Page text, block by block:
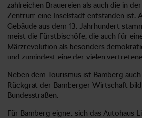
zahlreichen Brauereien als auch die in
Zentrum eine Inselstadt entstanden ist.
Gebäude aus dem 13. Jahrhundert
meist die Fürstbischöfe, die auch für
Märzrevolution als besonders
und zumindest eine der vielen
Neben dem Tourismus ist Bamberg
Rückgrat der Bamberger Wirtschaft
Bundesstraßen.
Für Bamberg eignet sich das Autohaus